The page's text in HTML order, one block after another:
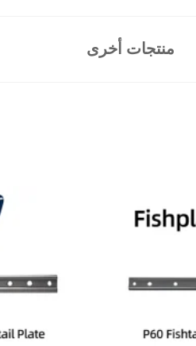
منتجات أخرى